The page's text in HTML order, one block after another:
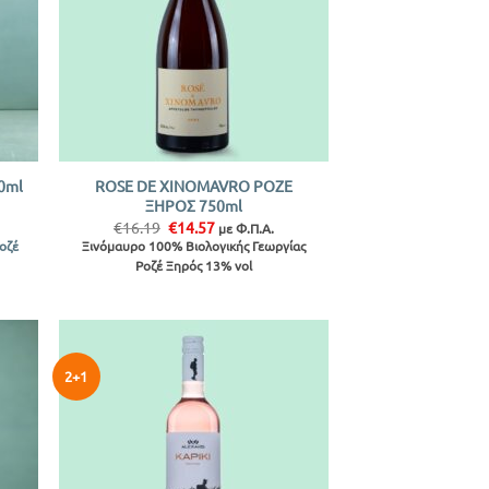
ROSE DE XINOMAVRO ΡΟΖΕ
ΞΗΡΟΣ 750ml
€16.19 Original
price
was:
€16.19.
€14.57Η
τρέχουσα
τιμή
είναι:
με Φ.Π.Α.
Ξινόμαυρο 100% Βιολογικής Γεωργίας
Ροζέ Ξηρός 13% vol
2+1